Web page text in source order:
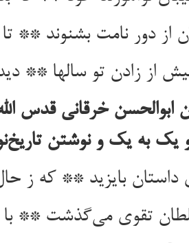
از دور نامت بشنوند **
از زادن تو سالها **
ابوالحسن خرقانی قدس
یک به یک و نوشتن
بایزید ** که ز
تقوی می‌گذشت ** با